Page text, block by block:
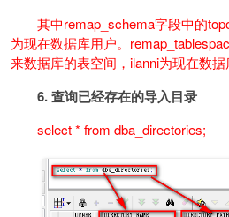
其中remap_schema字段中的
为现在数据库用户。
来数据库的表空间，ilanni为现在数据
6.查询已经存在的导入目录
select * from dba_directories;